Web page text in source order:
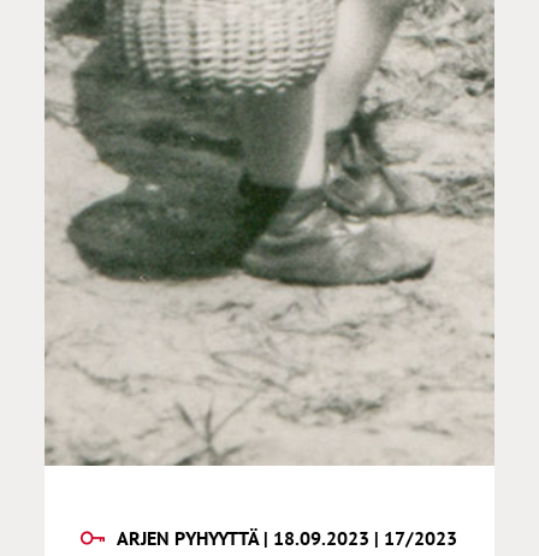
ARJEN PYHYYTTÄ | 18.09.2023 | 17/2023